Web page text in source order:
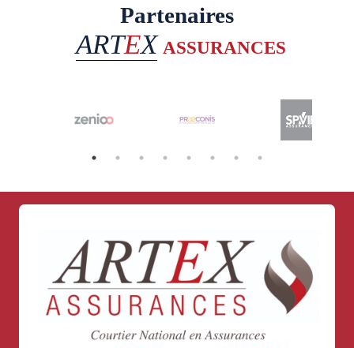
Partenaires
ARTEX ASSURANCES